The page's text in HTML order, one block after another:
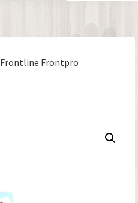
Frontline Frontpro